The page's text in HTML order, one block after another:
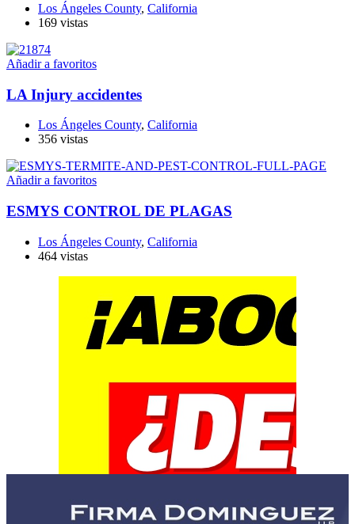
Los Ángeles County, California
169 vistas
Añadir a favoritos
LA Injury accidentes
Los Ángeles County, California
356 vistas
Añadir a favoritos
ESMYS CONTROL DE PLAGAS
Los Ángeles County, California
464 vistas